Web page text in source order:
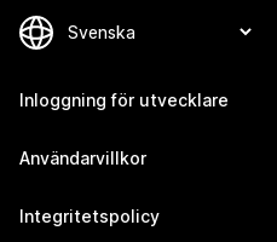
Inloggning för utvecklare
Användarvillkor
Integritetspolicy